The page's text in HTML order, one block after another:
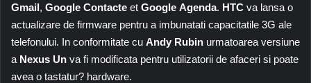
Gmail, Google Contacte et Google Agenda. HTC va lansa o
actualizare de firmware pentru a imbunatati capacitatile 3G ale
telefonului. In conformitate cu Andy Rubin urmatoarea versiune
a Nexus Un va fi modificata pentru utilizatorii de afaceri si poate
avea o tastatur? hardware.